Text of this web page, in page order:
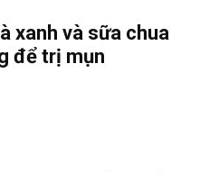
xanh và sữa chua
để trị mụn